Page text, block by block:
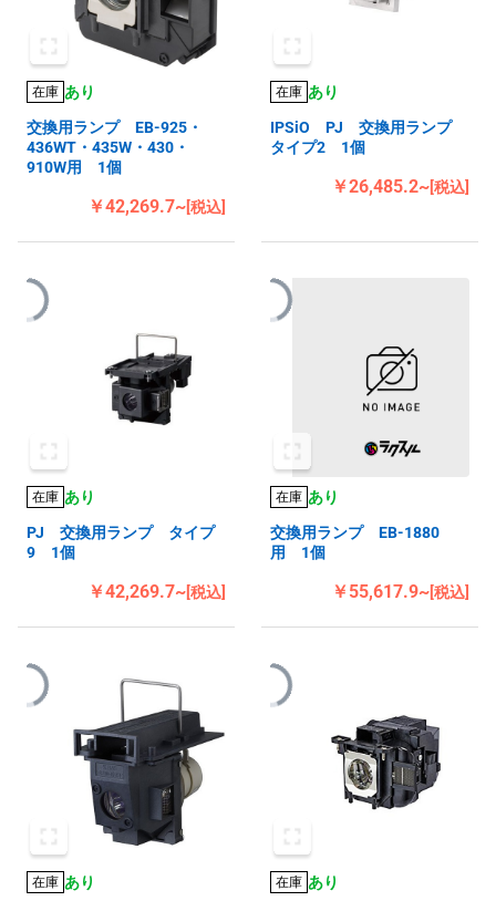
在庫 あり
交換用ランプ EB-925・
436WT・435W・430・
910W用 1個
￥42,269.7~[税込]
在庫 あり
IPSiO PJ 交換用ランプ
タイプ2 1個
￥26,485.2~[税込]
在庫 あり
PJ 交換用ランプ タイプ
9 1個
￥42,269.7~[税込]
在庫 あり
交換用ランプ EB-1880
用 1個
￥55,617.9~[税込]
在庫 あり 在庫 あり